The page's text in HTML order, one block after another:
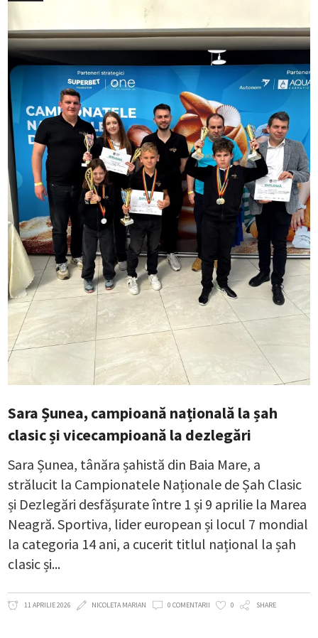
Sara Șunea, campioană națională la șah
clasic și vicecampioană la dezlegări
Sara Șunea, tânăra șahistă din Baia Mare, a
strălucit la Campionatele Naționale de Șah Clasic
și Dezlegări desfășurate între 1 și 9 aprilie la Marea
Neagră. Sportiva, lider european și locul 7 mondial
la categoria 14 ani, a cucerit titlul național la șah
clasic și
11 APRILIE 2026 NICOLETA MARIAN 0 COMENTARII 0 SHARE